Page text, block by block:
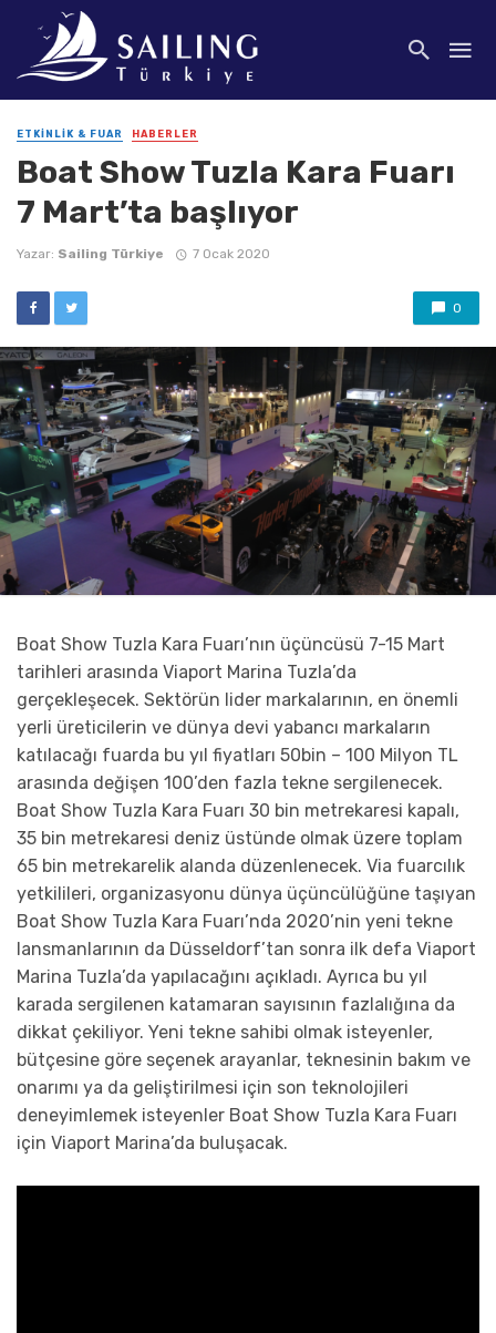
ETKINLIK & FUAR HABERLER
Boat Show Tuzla Kara Fuarı
7 Mart’ta başlıyor
Yazar: Sailing Türkiye 7 Ocak 2020
0
Boat Show Tuzla Kara Fuarı’nın üçüncüsü 7-15 Mart
tarihleri arasında Viaport Marina Tuzla’da
gerçekleşecek. Sektörün lider markalarının, en önemli
yerli üreticilerin ve dünya devi yabancı markaların
katılacağı fuarda bu yıl fiyatları 50bin – 100 Milyon TL
arasında değişen 100’den fazla tekne sergilenecek.
Boat Show Tuzla Kara Fuarı 30 bin metrekaresi kapalı,
35 bin metrekaresi deniz üstünde olmak üzere toplam
65 bin metrekarelik alanda düzenlenecek. Via fuarcılık
yetkilileri, organizasyonu dünya üçüncülüğüne taşıyan
Boat Show Tuzla Kara Fuarı’nda 2020’nin yeni tekne
lansmanlarının da Düsseldorf’tan sonra ilk defa Viaport
Marina Tuzla’da yapılacağını açıkladı. Ayrıca bu yıl
karada sergilenen katamaran sayısının fazlalığına da
dikkat çekiliyor. Yeni tekne sahibi olmak isteyenler,
bütçesine göre seçenek arayanlar, teknesinin bakım ve
onarımı ya da geliştirilmesi için son teknolojileri
deneyimlemek isteyenler Boat Show Tuzla Kara Fuarı
için Viaport Marina’da buluşacak.